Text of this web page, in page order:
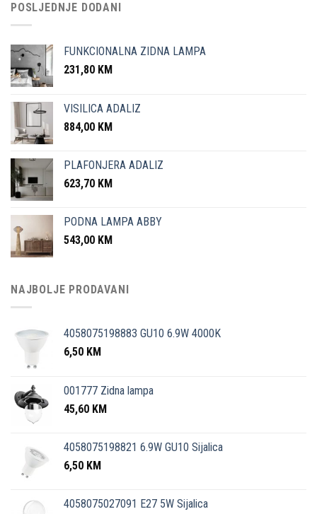
POSLJEDNJE DODANI
FUNKCIONALNA ZIDNA LAMPA
231,80 KM
VISILICA ADALIZ
884,00 KM
PLAFONJERA ADALIZ
623,70 KM
PODNA LAMPA ABBY
543,00 KM
NAJBOLJE PRODAVANI
4058075198883 GU10 6.9W 4000K
6,50 KM
001777 Zidna lampa
45,60 KM
4058075198821 6.9W GU10 Sijalica
6,50 KM
4058075027091 E27 5W Sijalica